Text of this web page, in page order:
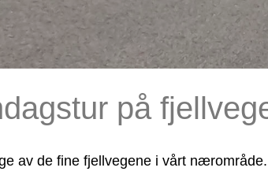
på
av de fine fjellvegene i vårt nærområde.